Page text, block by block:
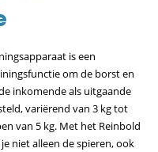
is een
om de borst en
inkomende als uitgaande
variërend van 3 kg tot
van 5 kg. Met het Reinbold
niet alleen de spieren, ook